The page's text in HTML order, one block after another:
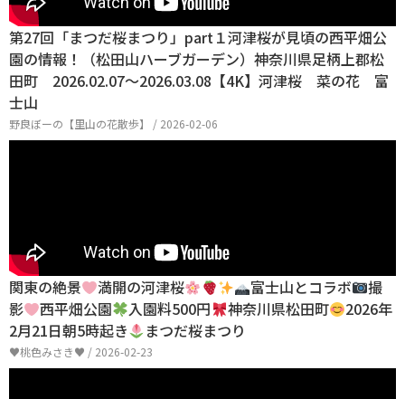
第27回「まつだ桜まつり」part１河津桜が見頃の西平畑公
園の情報！（松田山ハーブガーデン）神奈川県足柄上郡松
田町 2026.02.07～2026.03.08【4K】河津桜 菜の花 富
士山
野良ぼーの【里山の花散歩】 / 2026-02-06
関東の絶景 満開の河津桜 富士山とコラボ
撮
影
西平畑公園 入園料500円 神奈川県松田町
2026年
2月21日朝5時起き
まつだ桜まつり
♥桃色みさき♥ / 2026-02-23